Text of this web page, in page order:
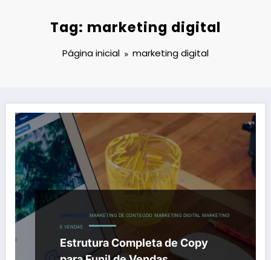
Tag: marketing digital
Página inicial marketing digital
MARKETING MARKETING DE CONTEÚDO MARKETING DIGITAL MARKETING
E VENDAS
Estrutura Completa de Copy